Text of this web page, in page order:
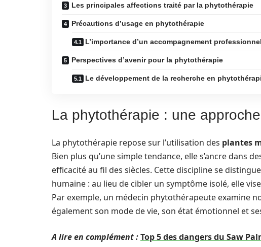
Les principales affections traité par la phytothérapie
Précautions d’usage en phytothérapie
L’importance d’un accompagnement professionnel
Perspectives d’avenir pour la phytothérapie
Le développement de la recherche en
La phytothérapie : une
La phytothérapie repose sur l’utilisation des plantes
Bien plus qu’une simple tendance, elle s’ancre dans
efficacité au fil des siècles. Cette discipline se
humaine : au lieu de cibler un symptôme isolé, elle
Par exemple, un médecin phytothérapeute examine
également son mode de vie, son état émotionnel et
A lire en complément :Top 5 des dangers du Saw